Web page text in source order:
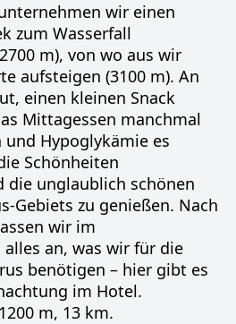
wir einen
zum Wasserfall
m), von wo aus wir
aufsteigen (3100 m). An
einen kleinen Snack
Mittagessen manchmal
Hypoglykämie es
Schönheiten
die unglaublich schönen
Gebiets zu genießen. Nach
wir im
an, was wir für die
benötigen – hier gibt es
im Hotel.
m, 13 km.